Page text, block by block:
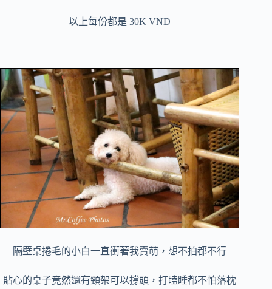
以上每份都是 30K VND
隔壁桌捲毛的小白一直衝著我賣萌，想不拍都不行
貼心的桌子竟然還有頸架可以撐頭，打瞌睡都不怕落枕